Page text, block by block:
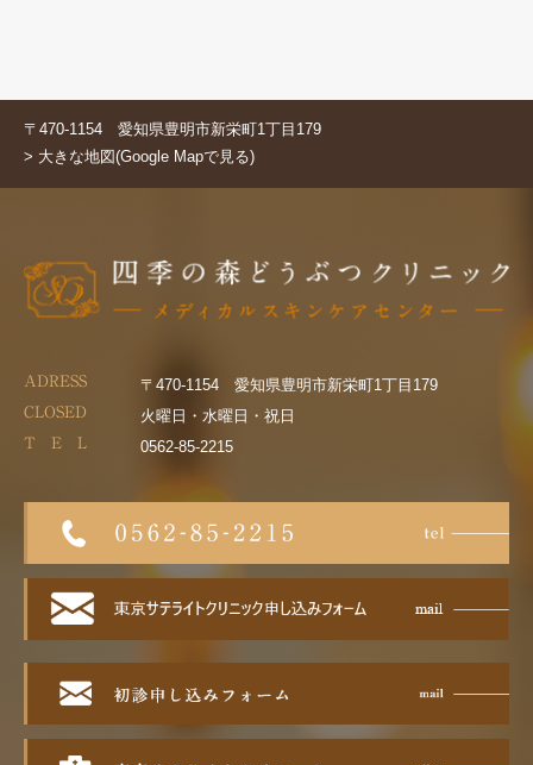
〒470-1154 愛知県豊明市新栄町1丁目179
> 大きな地図(Google Mapで見る)
ADRESS 〒470-1154 愛知県豊明市新栄町1丁目179
CLOSED 火曜日・水曜日・祝日
T E L 0562-85-2215